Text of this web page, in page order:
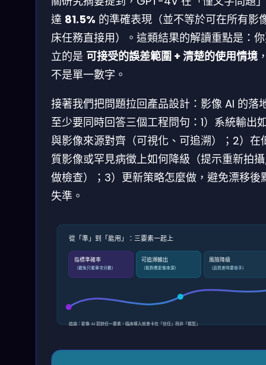
達 81.5% 的準確表現（並不等於可在所有影
床任務直接用）。這類結果的解讀重點是：
立的是 可接受的誤差範圍 + 清楚的使用情境
不是單一數字。
接著我們把問題拉回產品設計：影像 AI 的落
至少要同時回答三個工程問句：1）系統輸出
與影像來源對齊（可視化、可追溯）；2）在
質影像或罕見病徵上如何降級（提示重新拍
做檢查）；3）更新策略怎麼做，避免漂移後
失準。
從「準」到「能用」：三要素一起上
指標準確率
（避免只看單次分數）
可追溯輸出
（能對應影像來源）
風險降級
（品質差時要收手）
結論：影像 AI 若缺任一要素，臨床導入就會卡在「信任」而非「模型」